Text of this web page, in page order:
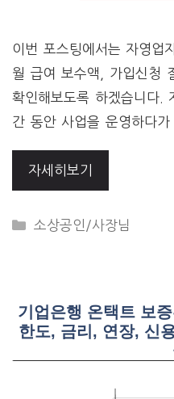
이번 포스팅에서는 자영업
월 급여 보수액, 가입신청
확인해보도록 하겠습니다.
간 동안 사업을 운영하다
자세히보기
CATEGORIES
소상공인/사장님
기업은행 온택트 보
한도, 금리, 연장, 신